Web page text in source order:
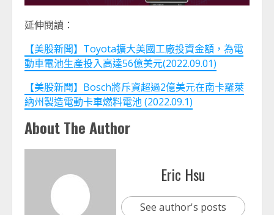
延伸閱讀：
【美股新聞】Toyota擴大美國工廠投資金額，為電
動車電池生產投入高達56億美元(2022.09.01)
【美股新聞】Bosch將斥資超過2億美元在南卡羅萊
納州製造電動卡車燃料電池 (2022.09.1)
About The Author
Eric Hsu
See author's posts